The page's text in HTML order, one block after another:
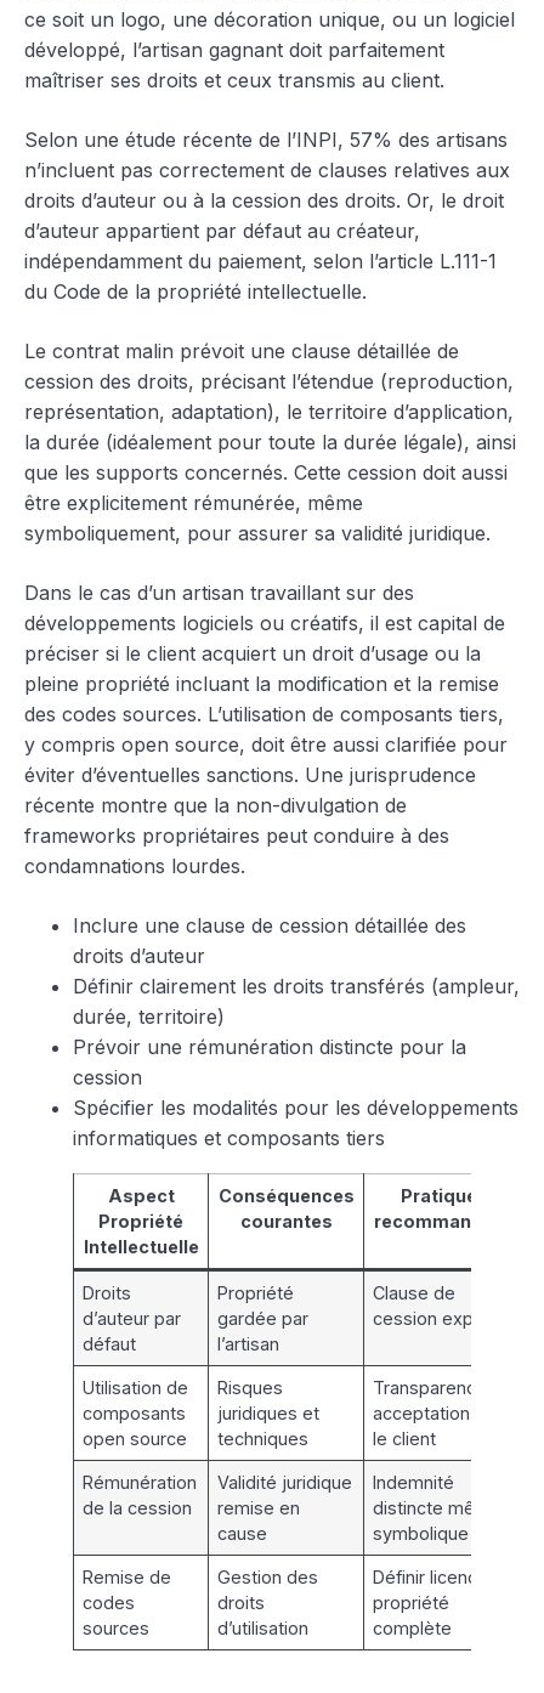
ce soit un logo, une décoration unique, ou un logiciel
développé, l’artisan gagnant doit parfaitement
maîtriser ses droits et ceux transmis au client.
Selon une étude récente de l’INPI, 57% des artisans
n’incluent pas correctement de clauses relatives aux
droits d’auteur ou à la cession des droits. Or, le droit
d’auteur appartient par défaut au créateur,
indépendamment du paiement, selon l’article L.111-1
du Code de la propriété intellectuelle.
Le contrat malin prévoit une clause détaillée de
cession des droits, précisant l’étendue (reproduction,
représentation, adaptation), le territoire d’application,
la durée (idéalement pour toute la durée légale), ainsi
que les supports concernés. Cette cession doit aussi
être explicitement rémunérée, même
symboliquement, pour assurer sa validité juridique.
Dans le cas d’un artisan travaillant sur des
développements logiciels ou créatifs, il est capital de
préciser si le client acquiert un droit d’usage ou la
pleine propriété incluant la modification et la remise
des codes sources. L’utilisation de composants tiers,
y compris open source, doit être aussi clarifiée pour
éviter d’éventuelles sanctions. Une jurisprudence
récente montre que la non-divulgation de
frameworks propriétaires peut conduire à des
condamnations lourdes.
Inclure une clause de cession détaillée des
droits d’auteur
Définir clairement les droits transférés (ampleur,
durée, territoire)
Prévoir une rémunération distincte pour la
cession
Spécifier les modalités pour les développements
informatiques et composants tiers
Aspect
Propriété
Intellectuelle
Conséquences
courantes
Pratiques
recommandées
Droits
d’auteur par
défaut
Propriété
gardée par
l’artisan
Clause de
cession explicite
Utilisation de
composants
open source
Risques
juridiques et
techniques
Transparence et
acceptation par
le client
Rémunération
de la cession
Validité juridique
remise en
cause
Indemnité
distincte même
symbolique
Remise de
codes
sources
Gestion des
droits
d’utilisation
Définir licence ou
propriété
complète